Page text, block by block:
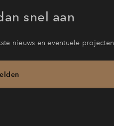
snel aan
nieuws en eventuele projecten
Bel ons op